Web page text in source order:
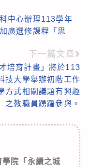
中心辦理113學年
廣選修課程「思
下一篇文章
培育計畫」將於113
技大學舉辦初階工作
方式相關議題有興趣
之教職員踴躍參與。
學院「永續之城